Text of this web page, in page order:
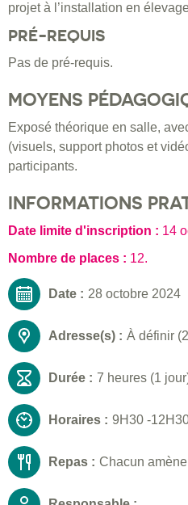
projet à l’installation en
PRÉ-REQUIS
Pas de pré-requis.
MOYENS
Exposé théorique en salle,
(visuels, support photos et
participants.
INFORMATIONS
Date limite d'inscription : 14
Nombre de places : 12.
Date : 28 octobre 2024
Adresse(s) : À définir
Durée : 7 heures (1
Horaires : 9H30 -
Repas : Chacun